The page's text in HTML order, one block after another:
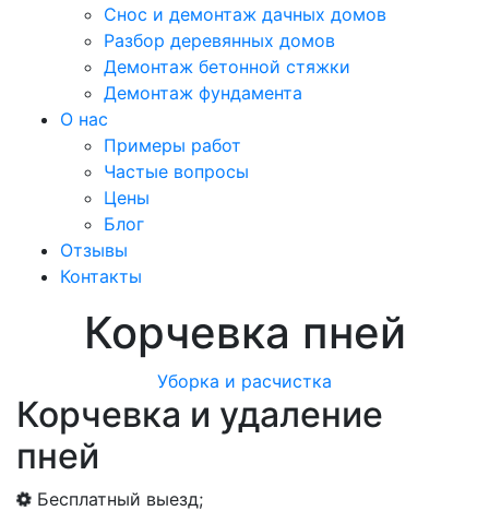
Снос и демонтаж дачных домов
Разбор деревянных домов
Демонтаж бетонной стяжки
Демонтаж фундамента
О нас
Примеры работ
Частые вопросы
Цены
Блог
Отзывы
Контакты
Корчевка пней
Уборка и расчистка
Корчевка и удаление
пней
Бесплатный выезд;